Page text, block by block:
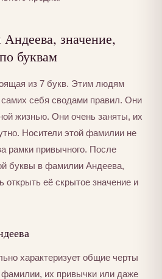
значение,
буквам
из 7 букв. Этим людям
самих себя сводами правил. Они
жизнью. Они очень заняты, их
Носители этой фамилии не
рамки привычного. После
буквы в фамилии Андеева,
открыть её скрытое значение и
характеризует общие черты
фамилии, их привычки или даже